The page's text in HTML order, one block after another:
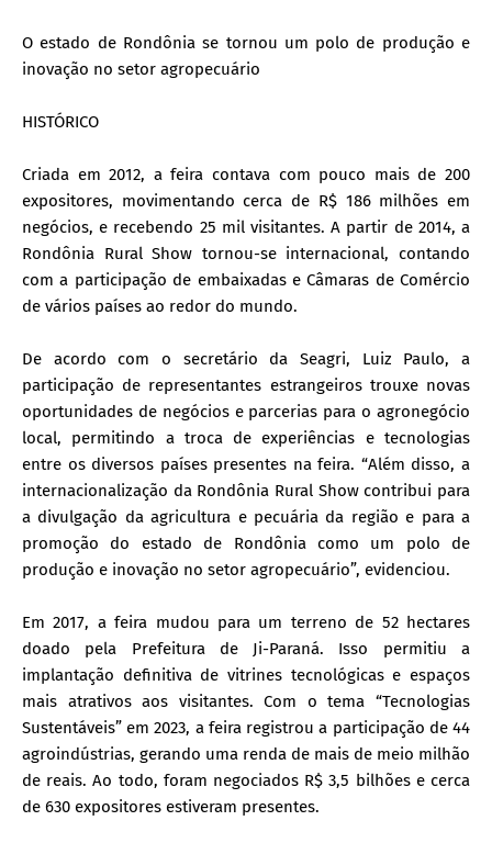
O estado de Rondônia se tornou um polo de produção e
inovação no setor agropecuário
HISTÓRICO
Criada em 2012, a feira contava com pouco mais de 200
expositores, movimentando cerca de R$ 186 milhões em
negócios, e recebendo 25 mil visitantes. A partir de 2014, a
Rondônia Rural Show tornou-se internacional, contando
com a participação de embaixadas e Câmaras de Comércio
de vários países ao redor do mundo.
De acordo com o secretário da Seagri, Luiz Paulo, a
participação de representantes estrangeiros trouxe novas
oportunidades de negócios e parcerias para o agronegócio
local, permitindo a troca de experiências e tecnologias
entre os diversos países presentes na feira. “Além disso, a
internacionalização da Rondônia Rural Show contribui para
a divulgação da agricultura e pecuária da região e para a
promoção do estado de Rondônia como um polo de
produção e inovação no setor agropecuário”, evidenciou.
Em 2017, a feira mudou para um terreno de 52 hectares
doado pela Prefeitura de Ji-Paraná. Isso permitiu a
implantação definitiva de vitrines tecnológicas e espaços
mais atrativos aos visitantes. Com o tema “Tecnologias
Sustentáveis” em 2023, a feira registrou a participação de 44
agroindústrias, gerando uma renda de mais de meio milhão
de reais. Ao todo, foram negociados R$ 3,5 bilhões e cerca
de 630 expositores estiveram presentes.